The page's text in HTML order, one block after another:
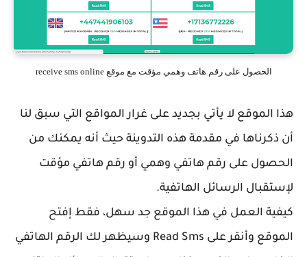
الحصول على رقم هاتف وهمي مؤقت مع موقع receive sms online
هذا الموقع لا يأتي بجديد على غرار المواقع التي سبق لنا
أن ذكرناها في مقدمة هذه التدوينة حيث أنه يمكنك من
الحصول على رقم هاتفي وهمي أو رقم هاتفي مؤقت
لإستقبال الرسائل الهاتفية.
كيفية العمل في هذا الموقع جد سهل، فقط إفتح
الموقع وأنقر على Read Sms وسيظهر لك الرقم الهاتفي